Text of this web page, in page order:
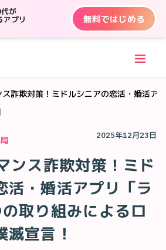
が
アプリ
無料ではじめる
詐欺対策！ミドルシニアの恋活・婚活ア
2025年12月23日
ンス詐欺対策！ミド
活・婚活アプリ「ラ
取り組みによるロ
滅宣言！